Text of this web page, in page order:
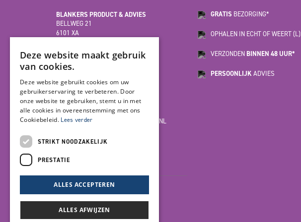
BLANKERS PRODUCT & ADVIES
BELLWEG 21
6101 XA
(HOOFDVESTIGING)
6004 AX
WEERT
INFO@BLANKERSPRODUCT-ADVIES.NL
LET'S GET SOCIAL
GRATIS BEZORGING*
OPHALEN IN ECHT OF WEERT (L)
VERZONDEN BINNEN 48 UUR*
PERSOONLIJKADVIES
Deze website maakt gebruik
van cookies.
Deze website gebruikt cookies om uw
gebruikerservaring te verbeteren. Door
onze website te gebruiken, stemt u in met
alle cookies in overeenstemming met ons
Cookiebeleid. Lees verder
STRIKT NOODZAKELIJK
PRESTATIE
ALLES ACCEPTEREN
ALLES AFWIJZEN